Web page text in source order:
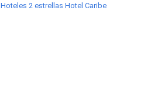
Hoteles 2 estrellas Hotel Caribe